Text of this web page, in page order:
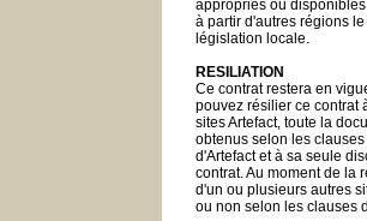
appropriés ou
à partir d'autres régions
législation locale.
RESILIATION
Ce contrat restera en
pouvez résilier ce contrat
sites Artefact, toute la
obtenus selon les
d'Artefact et à sa seule
contrat. Au moment de la
d'un ou plusieurs autres
ou non selon les clauses